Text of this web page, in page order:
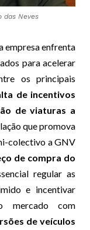
das Neves
empresa enfrenta
para acelerar
os principais
de incentivos
de viaturas a
que promova
colectivo a GNV
de compra do
regular as
e incentivar
mercado com
de veículos